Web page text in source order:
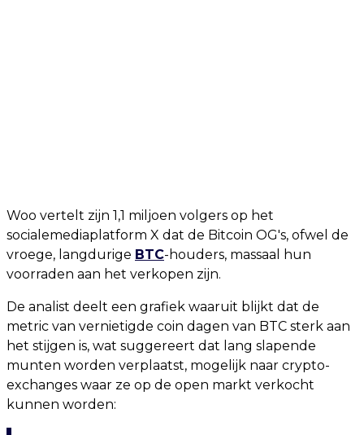
Woo vertelt zijn 1,1 miljoen volgers op het
socialemediaplatform X dat de Bitcoin OG's, ofwel de
vroege, langdurige BTC-houders, massaal hun
voorraden aan het verkopen zijn.
De analist deelt een grafiek waaruit blijkt dat de
metric van vernietigde coin dagen van BTC sterk aan
het stijgen is, wat suggereert dat lang slapende
munten worden verplaatst, mogelijk naar crypto-
exchanges waar ze op de open markt verkocht
kunnen worden: